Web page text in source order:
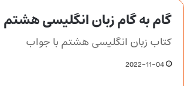
گام به گام زبان انگلیسی هشتم
کتاب زبان انگلیسی هشتم با جواب
2022-11-04